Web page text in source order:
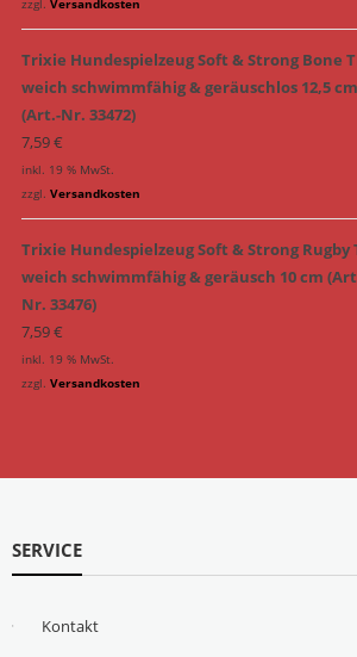
Trixie Hundespielzeug Soft & Strong Bone
weich schwimmfähig & geräuschlos 12,5 cm
(Art.-Nr. 33472)
7,59€
inkl. 19 % MwSt.
zzgl. Versandkosten
Trixie Hundespielzeug Soft & Strong Rugby
weich schwimmfähig & geräusch 10 cm
Nr. 33476)
7,59€
inkl. 19 % MwSt.
zzgl. Versandkosten
SERVICE
Kontakt